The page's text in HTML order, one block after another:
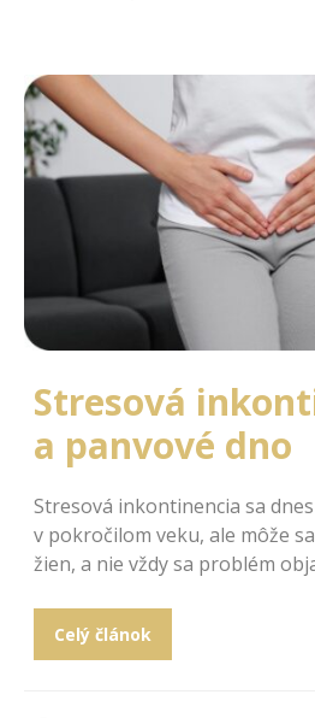
Stresová
a panvové dno
Stresová inkontinencia sa
v pokročilom veku, ale môže
žien, a nie vždy sa problém
Celý článok